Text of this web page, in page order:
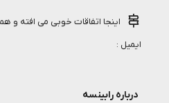
اینجا اتفاقات خوبی می افته
ایمیل :
درباره رابینسه